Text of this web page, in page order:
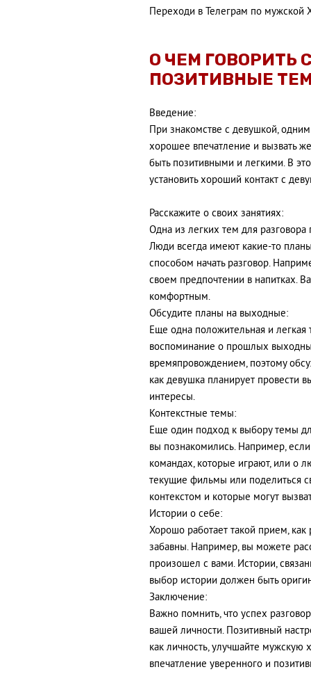
Переходи в Телеграм по мужской
О ЧЕМ ГОВОРИТЬ
ПОЗИТИВНЫЕ
Введение:
При знакомстве с девушкой,
хорошее впечатление и вызвать
быть позитивными и легкими. В
установить хороший контакт с
Расскажите о своих занятиях:
Одна из легких тем для
Люди всегда имеют какие-то
способом начать разговор.
своем предпочтении в напитках.
комфортным.
Обсудите планы на выходные:
Еще одна положительная и
воспоминание о прошлых
времяпровождением, поэтому
как девушка планирует провести
интересы.
Контекстные темы:
Еще один подход к выбору темы
вы познакомились. Например,
командах, которые играют, или о
текущие фильмы или поделиться
контекстом и которые могут
Истории о себе:
Хорошо работает такой прием,
забавны. Например, вы можете
произошел с вами. Истории,
выбор истории должен быть
Заключение:
Важно помнить, что успех
вашей личности. Позитивный
как личность, улучшайте мужскую
впечатление уверенного и